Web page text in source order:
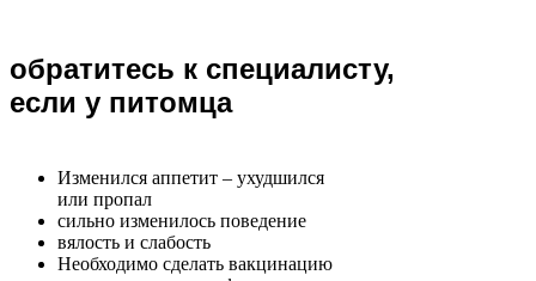
обратитесь к специалисту,
если у питомца
Изменился аппетит – ухудшился
или пропал
сильно изменилось поведение
вялость и слабость
Необходимо сделать вакцинацию